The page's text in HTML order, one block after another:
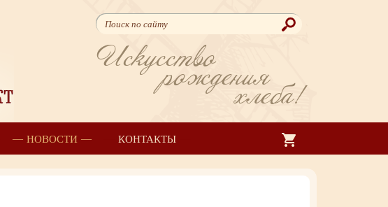
Искусство
рождения
хлеба!
НОВОСТИ КОНТАКТЫ